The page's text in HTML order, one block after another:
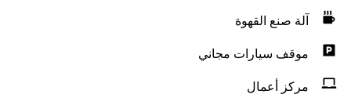
آلة صنع القهوة
موقف سيارات مجاني
مركز أعمال